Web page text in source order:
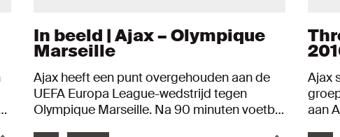
In beeld | Ajax – Olympique
Marseille
Ajax heeft een punt overgehouden aan de
UEFA Europa League-wedstrijd tegen
Olympique Marseille. Na 90 minuten voetbal
Ajax
aan